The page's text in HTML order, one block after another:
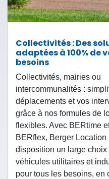
Collectivités : Des
adaptées à 100% de
besoins
Collectivités, mairies ou
intercommunalités :
déplacements et vos
grâce à nos formules de
flexibles. Avec BERtime
BERflex, Berger Location
disposition un large choix
véhicules utilitaires et
pour tous les besoins, en